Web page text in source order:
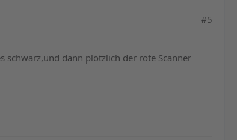
#5
schwarz,und dann plötzlich der rote Scanner